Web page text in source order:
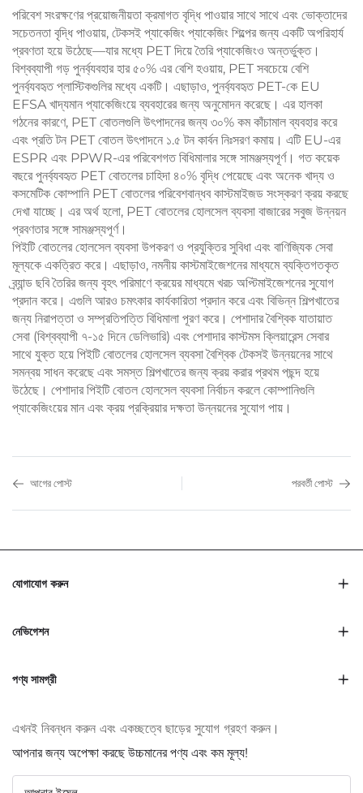
পরিবেশ সংরক্ষণের প্রয়োজনীয়তা ক্রমাগত বৃদ্ধি পাওয়ার সাথে সাথে এবং ভোক্তাদের
সচেতনতা বৃদ্ধি পাওয়ায়, টেকসই প্যাকেজিং প্যাকেজিং শিল্পের জন্য একটি অপরিহার্য
প্রবণতা হয়ে উঠেছে—যার মধ্যে PET দিয়ে তৈরি প্যাকেজিংও অন্তর্ভুক্ত।
বিশ্বব্যাপী গড় পুনর্ব্যবহার হার ৫০% এর বেশি হওয়ায়, PET সবচেয়ে বেশি
পুনর্ব্যবহৃত প্লাস্টিকগুলির মধ্যে একটি। এছাড়াও, পুনর্ব্যবহৃত PET-কে EU
EFSA খাদ্যমান প্যাকেজিংয়ে ব্যবহারের জন্য অনুমোদন করেছে। এর হালকা
গঠনের কারণে, PET বোতলগুলি উৎপাদনের জন্য ৩০% কম কাঁচামাল ব্যবহার করে
এবং প্রতি টন PET বোতল উৎপাদনে ১.৫ টন কার্বন নিঃসরণ কমায়। এটি EU-এর
ESPR এবং PPWR-এর পরিবেশগত বিধিমালার সঙ্গে সামঞ্জস্যপূর্ণ। গত কয়েক
বছরে পুনর্ব্যবহৃত PET বোতলের চাহিদা ৪০% বৃদ্ধি পেয়েছে এবং অনেক খাদ্য ও
কসমেটিক কোম্পানি PET বোতলের পরিবেশবান্ধব কাস্টমাইজড সংস্করণ ক্রয় করছে
দেখা যাচ্ছে। এর অর্থ হলো, PET বোতলের হোলসেল ব্যবসা বাজারের সবুজ উন্নয়ন
প্রবণতার সঙ্গে সামঞ্জস্যপূর্ণ।
পিইটি বোতলের হোলসেল ব্যবসা উপকরণ ও প্রযুক্তির সুবিধা এবং বাণিজ্যিক সেবা
মূল্যকে একত্রিত করে। এছাড়াও, নমনীয় কাস্টমাইজেশনের মাধ্যমে ব্যক্তিগতকৃত
ব্র্যান্ড ছবি তৈরির জন্য বৃহৎ পরিমাণে ক্রয়ের মাধ্যমে খরচ অপ্টিমাইজেশনের সুযোগ
প্রদান করে। এগুলি আরও চমৎকার কার্যকারিতা প্রদান করে এবং বিভিন্ন শিল্পখাতের
জন্য নিরাপত্তা ও সম্প্রতিপত্তি বিধিমালা পূরণ করে। পেশাদার বৈশ্বিক যাতায়াত
সেবা (বিশ্বব্যাপী ৭-১৫ দিনে ডেলিভারি) এবং পেশাদার কাস্টমস ক্লিয়ারেন্স সেবার
সাথে যুক্ত হয়ে পিইটি বোতলের হোলসেল ব্যবসা বৈশ্বিক টেকসই উন্নয়নের সাথে
সমন্বয় সাধন করেছে এবং সমস্ত শিল্পখাতের জন্য ক্রয় করার প্রথম পছন্দ হয়ে
উঠেছে। পেশাদার পিইটি বোতল হোলসেল ব্যবসা নির্বাচন করলে কোম্পানিগুলি
প্যাকেজিংয়ের মান এবং ক্রয় প্রক্রিয়ার দক্ষতা উন্নয়নের সুযোগ পায়।
আগের পোস্ট পরবর্তী পোস্ট
যোগাযোগ করুন
নেভিগেশন
পণ্য সামগ্রী
এখনই নিবন্ধন করুন এবং একচ্ছত্বে ছাড়ের সুযোগ গ্রহণ করুন।
আপনার জন্য অপেক্ষা করছে উচ্চমানের পণ্য এবং কম মূল্য!